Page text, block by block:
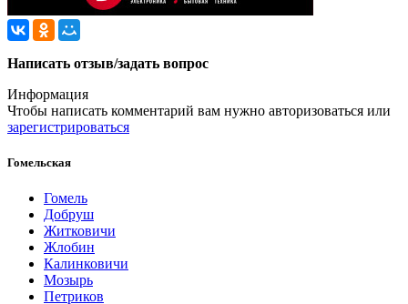
Написать отзыв/задать вопрос
Информация
Чтобы написать комментарий вам нужно авторизоваться или
зарегистрироваться
Гомельская
Гомель
Добруш
Житковичи
Жлобин
Калинковичи
Мозырь
Петриков